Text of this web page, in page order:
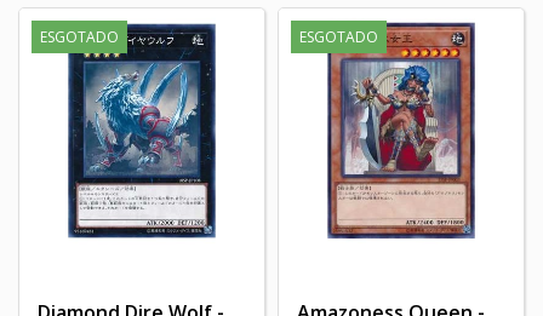
ESGOTADO ESGOTADO